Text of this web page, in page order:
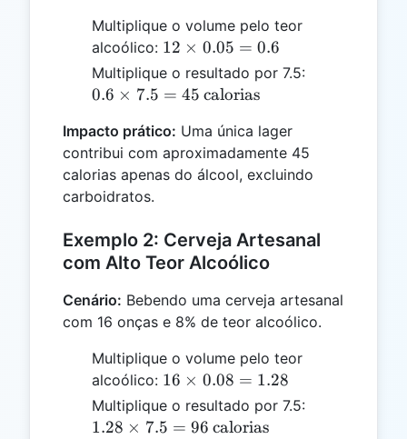
Multiplique o volume pelo teor
alcoólico: 12
\times
0.05
12 × 0.05 = 0.6
Multiplique o resultado por 7.5:
0.6 × 7.5 = 45 calorias
Impacto prático: Uma única lager
contribui com aproximadamente 45
calorias apenas do álcool, excluindo
carboidratos.
Exemplo 2: Cerveja Artesanal
com Alto Teor Alcoólico
Cenário: Bebendo uma cerveja artesanal
com 16 onças e 8% de teor alcoólico.
Multiplique o volume pelo teor
alcoólico: 16
\times
0.08
16 × 0.08 = 1.28
Multiplique o resultado por 7.5:
1.28 × 7.5 = 96 calorias